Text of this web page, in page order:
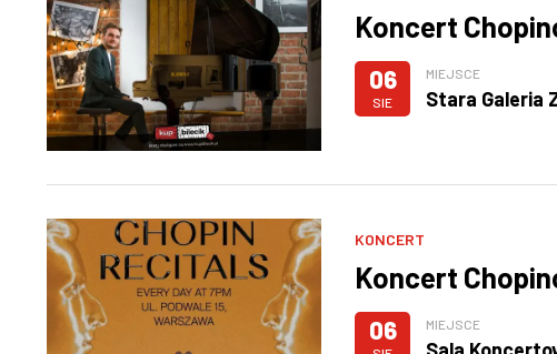
Koncert
06
SIE
MIEJSCE
Stara Galeria
KONCERT
Koncert
06 MIEJSCE